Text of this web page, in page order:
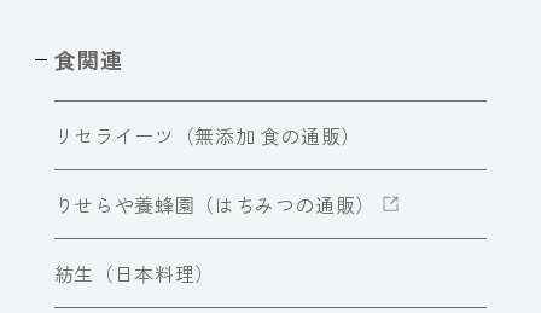
食関連
リセライーツ（無添加 食の通販）
りせらや養蜂園（はちみつの通販）
紡生（日本料理）